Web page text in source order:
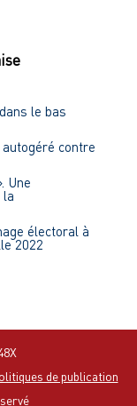
le bas
contre
Une
la
électoral à
2022
de publication